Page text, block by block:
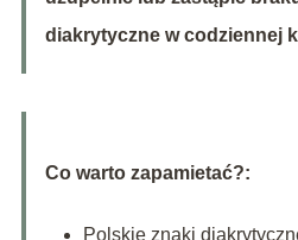
diakrytyczne w codziennej
Co warto zapamietać?:
Polskie znaki